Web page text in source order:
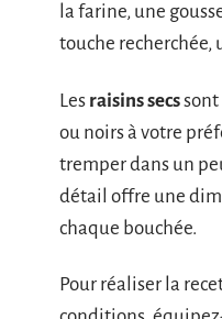
la farine, une
touche recherchée,
Les raisins secs
ou noirs à votre
tremper dans un
détail offre une
chaque bouchée.
Pour réaliser la